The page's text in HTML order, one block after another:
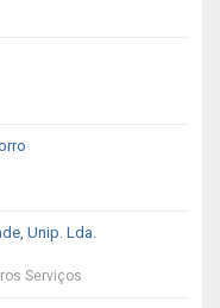
Unip. Lda.
Serviços